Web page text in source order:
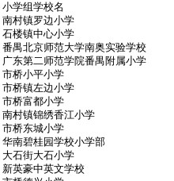
小学组学校名
南村镇罗边小学
石楼镇中心小学
番禺北京师范大学南奥实验学校
广东第二师范学院番禺附属小学
市桥小平小学
市桥镇左边小学
市桥富都小学
南村镇锦绣香江小学
市桥东城小学
华南碧桂园学校小学部
大石街大石小学
新英豪中英文学校